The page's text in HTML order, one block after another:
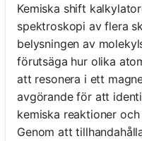
Kemiska shift
spektroskopi av flera
belysningen av
förutsäga hur olika
att resonera i ett
avgörande för att
kemiska reaktioner
Genom att